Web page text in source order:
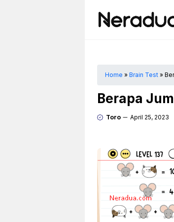
Home » Brain Test »
Berapa
Toro April 25, 2023